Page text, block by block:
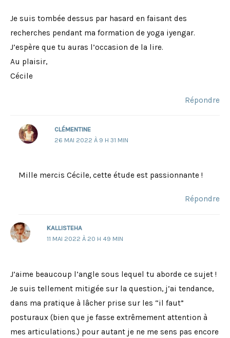
Je suis tombée dessus par hasard en faisant des
recherches pendant ma formation de yoga iyengar.
J’espère que tu auras l’occasion de la lire.
Au plaisir,
Cécile
Répondre
CLÉMENTINE
26 MAI 2022 À 9 H 31 MIN
Mille mercis Cécile, cette étude est passionnante !
Répondre
KALLISTEHA
11 MAI 2022 À 20 H 49 MIN
J’aime beaucoup l’angle sous lequel tu aborde ce sujet !
Je suis tellement mitigée sur la question, j’ai tendance,
dans ma pratique à lâcher prise sur les “il faut”
posturaux (bien que je fasse extrêmement attention à
mes articulations.) pour autant je ne me sens pas encore